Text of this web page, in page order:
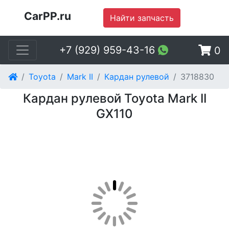
CarPP.ru Найти запчасть
+7 (929) 959-43-16 0
Toyota Mark II Кардан рулевой 3718830
Кардан рулевой Toyota Mark II
GX110